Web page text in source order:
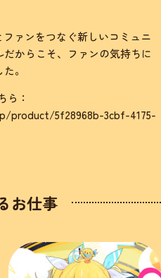
ァンをつなぐ新しいコミュニ
からこそ、ファンの気持ちに
。
ら：
product/5f28968b-3cbf-4175-
お仕事